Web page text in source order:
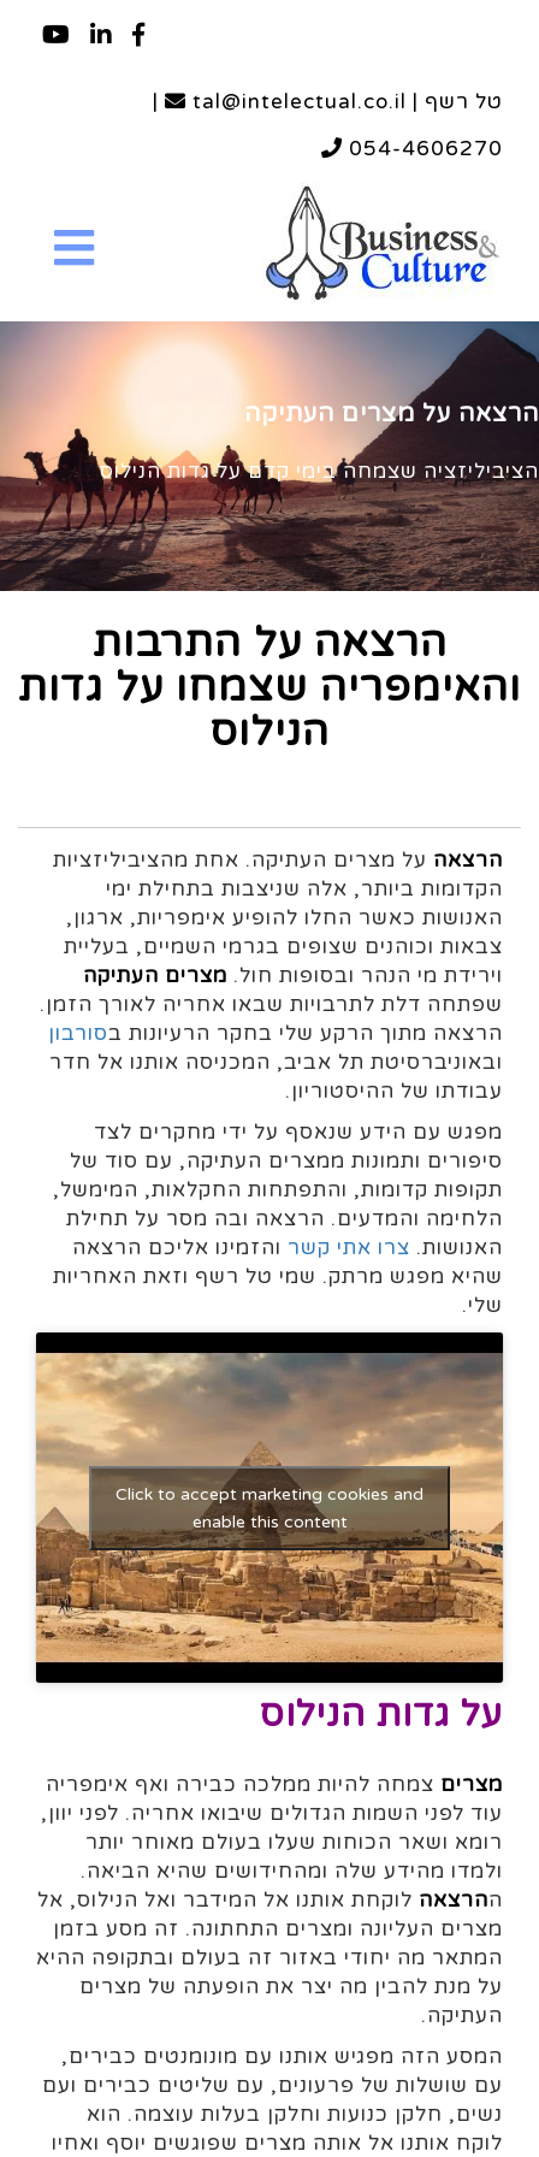
טל רשף | tal@intelectual.co.il
|
054-4606270
הרצאה על מצרים העתיקה
הציביליזציה שצמחה בימי קדם על גדות הנילוס
הרצאה על התרבות
והאימפריה שצמחו על גדות
הנילוס
הרצאה על מצרים העתיקה. אחת מהציביליזציות
הקדומות ביותר, אלה שניצבות בתחילת ימי
האנושות כאשר החלו להופיע אימפריות, ארגון,
צבאות וכוהנים שצופים בגרמי השמיים, בעליית
וירידת מי הנהר ובסופות חול. מצרים העתיקה
שפתחה דלת לתרבויות שבאו אחריה לאורך הזמן.
הרצאה מתוך הרקע שלי בחקר הרעיונות בסורבון
ובאוניברסיטת תל אביב, המכניסה אותנו אל חדר
עבודתו של ההיסטוריון.
מפגש עם הידע שנאסף על ידי מחקרים לצד
סיפורים ותמונות ממצרים העתיקה, עם סוד של
תקופות קדומות, והתפתחות החקלאות, המימשל,
הלחימה והמדעים. הרצאה ובה מסר על תחילת
האנושות. צרו אתי קשר והזמינו אליכם הרצאה
שהיא מפגש מרתק. שמי טל רשף וזאת האחריות
שלי.
Click to accept marketing cookies and
enable this content
על גדות הנילוס
מצרים צמחה להיות ממלכה כבירה ואף אימפריה
עוד לפני השמות הגדולים שיבואו אחריה. לפני יוון,
רומא ושאר הכוחות שעלו בעולם מאוחר יותר
ולמדו מהידע שלה ומהחידושים שהיא הביאה.
ההרצאה לוקחת אותנו אל המידבר ואל הנילוס, אל
מצרים העליונה ומצרים התחתונה. זה מסע בזמן
המתאר מה יחודי באזור זה בעולם ובתקופה ההיא
על מנת להבין מה יצר את הופעתה של מצרים
העתיקה.
המסע הזה מפגיש אותנו עם מונומנטים כבירים,
עם שושלות של פרעונים, עם שליטים כבירים ועם
נשים, חלקן כנועות וחלקן בעלות עוצמה. הוא
לוקח אותנו אל אותה מצרים שפוגשים יוסף ואחיו